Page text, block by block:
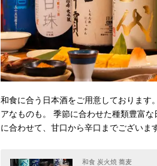
和食に合う日本酒をご用意しております
アなものも。 季節に合わせた種類豊富
に合わせて、甘口から辛口までございま
和食 炭火焼 蕎麦